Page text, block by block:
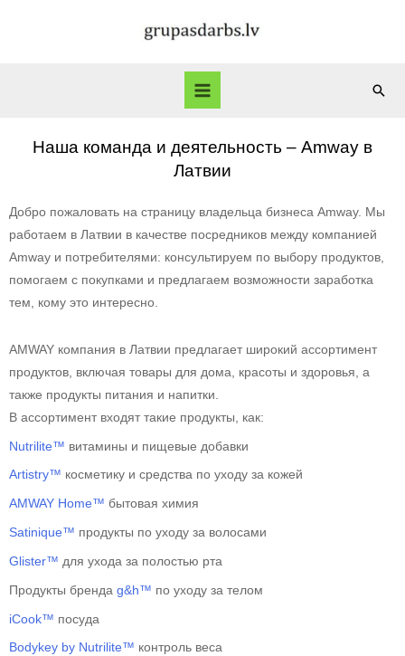
Наша команда и деятельность – Amway в
Латвии
Добро пожаловать на страницу владельца бизнеса Amway. Мы
работаем в Латвии в качестве посредников между компанией
Amway и потребителями: консультируем по выбору продуктов,
помогаем с покупками и предлагаем возможности заработка
тем, кому это интересно.
AMWAY компания в Латвии предлагает широкий ассортимент
продуктов, включая товары для дома, красоты и здоровья, а
также продукты питания и напитки.
В ассортимент входят такие продукты, как:
Nutrilite™ витамины и пищевые добавки
Artistry™ косметику и средства по уходу за кожей
AMWAY Home™ бытовая химия
Satinique™ продукты по уходу за волосами
Glister™ для ухода за полостью рта
Продукты бренда g&h™ по уходу за телом
iCook™ посуда
Bodykey by Nutrilite™ контроль веса